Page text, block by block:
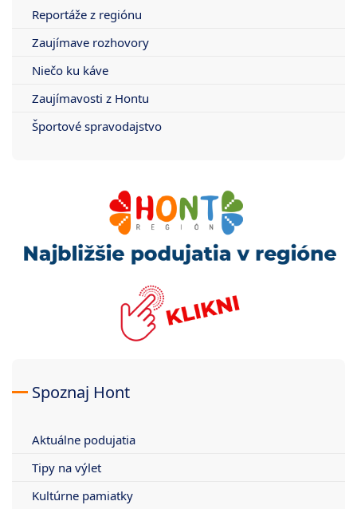
Reportáže z regiónu
Zaujímave rozhovory
Niečo ku káve
Zaujímavosti z Hontu
Športové spravodajstvo
Spoznaj Hont
Aktuálne podujatia
Tipy na výlet
Kultúrne pamiatky